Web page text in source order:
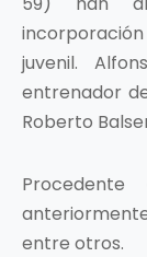
juvenil.
entrenador
Roberto
entre otros.